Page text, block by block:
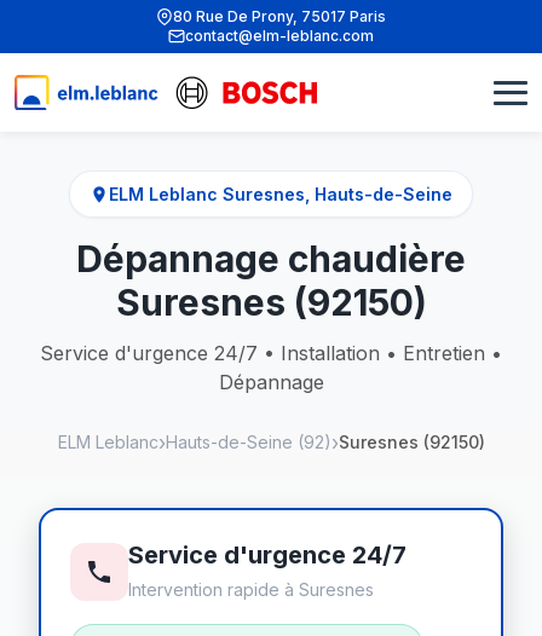
80 Rue De Prony, 75017 Paris
contact@elm-leblanc.com
ELM Leblanc Suresnes, Hauts-de-Seine
Dépannage chaudière
Suresnes (92150)
Service d'urgence 24/7 • Installation • Entretien •
Dépannage
ELM Leblanc Hauts-de-Seine (92) Suresnes (92150)
Service d'urgence 24/7
Intervention rapide à Suresnes